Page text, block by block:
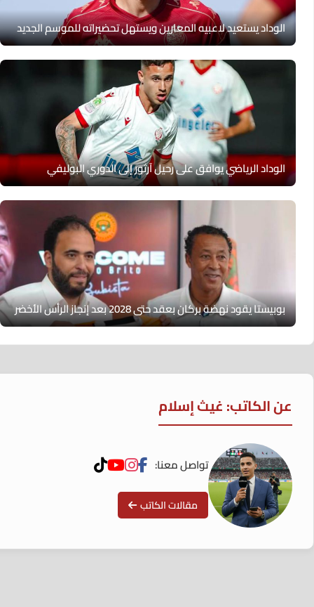
الوداد يستعيد لاعبيه المعارين ويستهل تحضيراته للموسم الجديد
الوداد الرياضي يوافق على رحيل آرثور إلى الدوري البوليفي
بوبيستا يقود نهضة بركان بعقد حتى 2028 بعد إنجاز الرأس الأخضر
عن الكاتب: غيث إسلام
تواصل معنا:
مقالات الكاتب